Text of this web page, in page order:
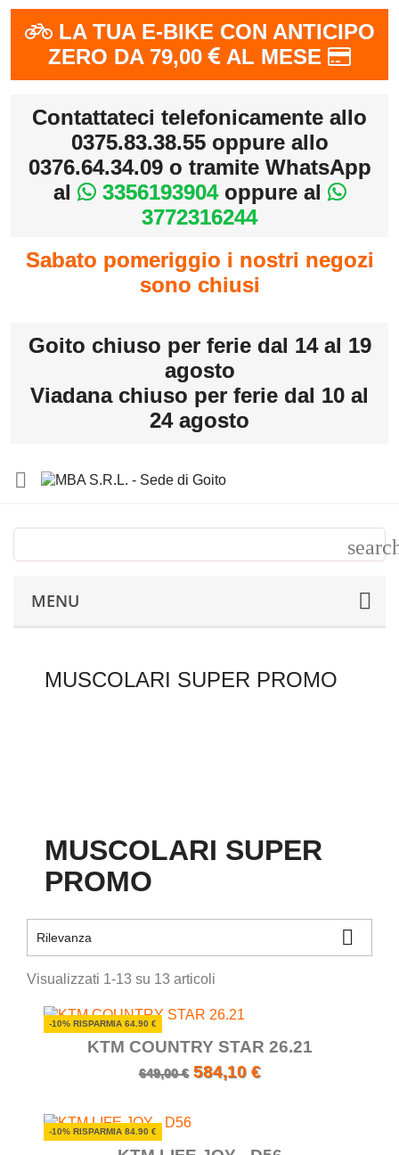
LA TUA E-BIKE CON ANTICIPO
ZERO DA 79,00
AL MESE
Contattateci telefonicamente allo
0375.83.38.55 oppure allo
0376.64.34.09 o tramite WhatsApp
al
3356193904oppure al
3772316244
Sabato pomeriggio i nostri negozi
sono chiusi
Goito chiuso per ferie dal 14 al 19
agosto
Viadana chiuso per ferie dal 10 al
24 agosto

MENU
MUSCOLARI SUPER PROMO
MUSCOLARI SUPER
PROMO
Rilevanza 
Visualizzati 1-13 su 13 articoli
KTM COUNTRY STAR 26.21
649,00 € 584,10 €
-10% RISPARMIA 64.90 €
-10% RISPARMIA 84.90 €